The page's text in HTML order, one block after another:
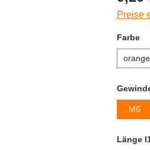
Preise
Farbe
orange
M6
Länge